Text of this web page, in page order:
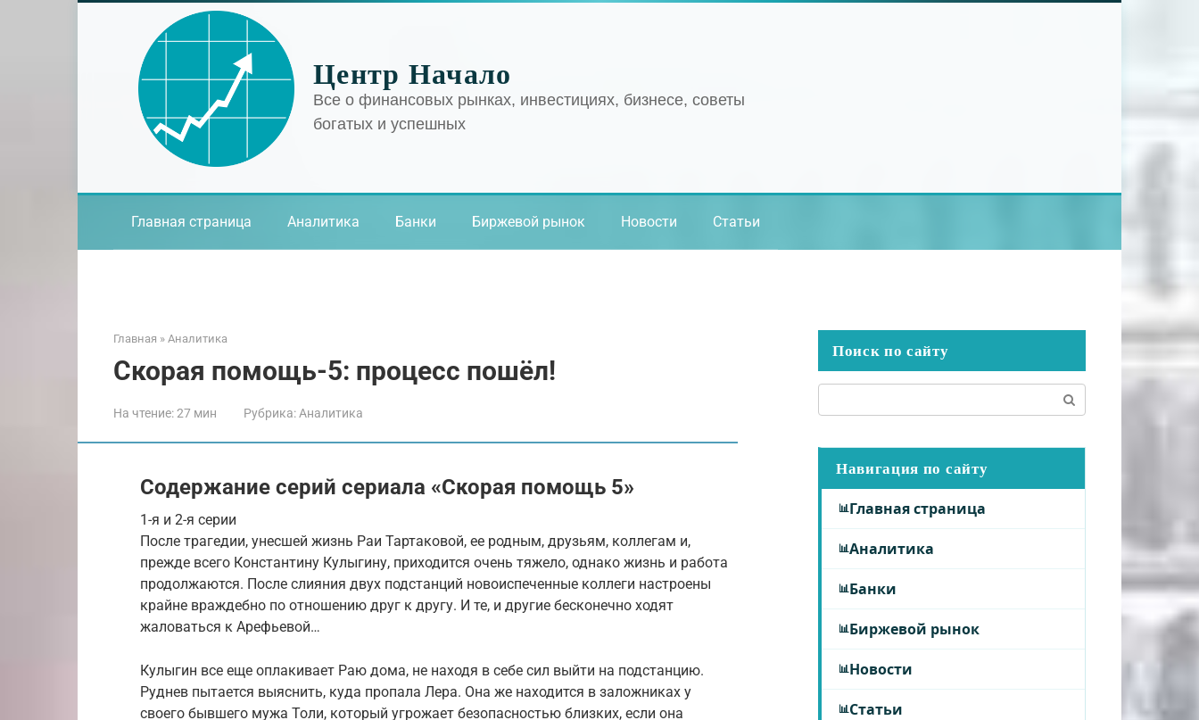
Центр Начало
Все о финансовых рынках, инвестициях, бизнесе, советы
богатых и успешных
Главная страница Аналитика Банки Биржевой рынок Новости Статьи
Главная » Аналитика
Скорая помощь-5: процесс пошёл!
На чтение:27 мин Рубрика: Аналитика
Содержание серий сериала «Скорая помощь 5»
1-я и 2-я серии
После трагедии, унесшей жизнь Раи Тартаковой, ее родным, друзьям, коллегам и,
прежде всего Константину Кулыгину, приходится очень тяжело, однако жизнь и работа
продолжаются. После слияния двух подстанций новоиспеченные коллеги настроены
крайне враждебно по отношению друг к другу. И те, и другие бесконечно ходят
жаловаться к Арефьевой…
Кулыгин все еще оплакивает Раю дома, не находя в себе сил выйти на подстанцию.
Руднев пытается выяснить, куда пропала Лера. Она же находится в заложниках у
своего бывшего мужа Толи, который угрожает безопасностью близких, если она
Поиск по сайту
Навигация по сайту
Главная страница
Аналитика
Банки
Биржевой рынок
Новости
Статьи